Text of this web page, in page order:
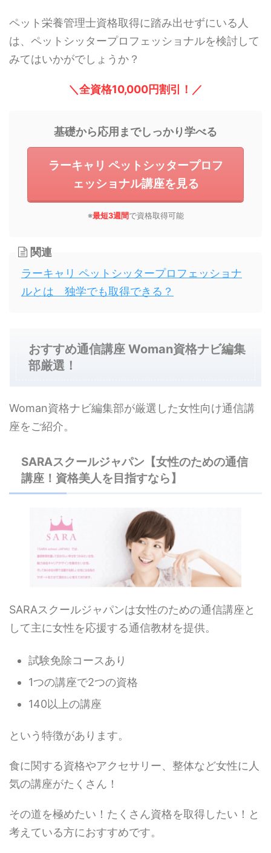
ペット栄養管理士資格取得に踏み出せずにいる人
は、ペットシッタープロフェッショナルを検討して
みてはいかがでしょうか？
＼全資格10,000円割引！／
基礎から応用までしっかり学べる
ラーキャリ ペットシッタープロフ
ェッショナル講座を見る
※最短3週間 で資格取得可能
関連
ラーキャリ ペットシッタープロフェッショナ
ルとは 独学でも取得できる？
おすすめ通信講座 Woman資格ナビ編集
部厳選！
Woman資格ナビ編集部が厳選した女性向け通信講
座をご紹介。
SARAスクールジャパン【女性のための通信
講座！資格美人を目指すなら】
SARAスクールジャパンは女性のための通信講座と
して主に女性を応援する通信教材を提供。
試験免除コースあり
1つの講座で2つの資格
140以上の講座
という特徴があります。
食に関する資格やアクセサリー、整体など女性に人
気の講座がたくさん！
その道を極めたい！たくさん資格を取得したい！と
考えている方におすすめです。